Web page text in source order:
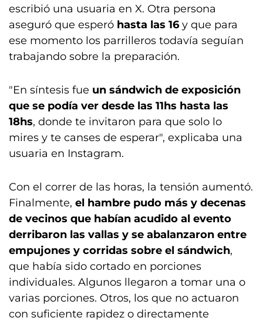
escribió una usuaria en X. Otra persona
aseguró que esperó hasta las 16 y que para
ese momento los parrilleros todavía seguían
trabajando sobre la preparación.
"En síntesis fue un sándwich de exposición
que se podía ver desde las 11hs hasta las
18hs, donde te invitaron para que solo lo
mires y te canses de esperar", explicaba una
usuaria en Instagram.
Con el correr de las horas, la tensión aumentó.
Finalmente, el hambre pudo más y decenas
de vecinos que habían acudido al evento
derribaron las vallas y se abalanzaron entre
empujones y corridas sobre el sándwich,
que había sido cortado en porciones
individuales. Algunos llegaron a tomar una o
varias porciones. Otros, los que no actuaron
con suficiente rapidez o directamente